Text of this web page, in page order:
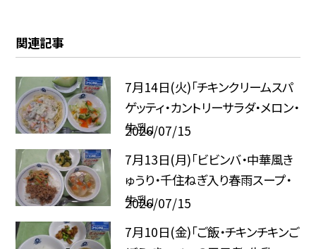
関連記事
7月14日(火)「チキンクリームスパ
ゲッティ・カントリーサラダ・メロン・
牛乳」
2026/07/15
7月13日(月)「ビビンバ・中華風き
ゅうり・千住ねぎ入り春雨スープ・
牛乳」
2026/07/15
7月10日(金)「ご飯・チキンチキンご